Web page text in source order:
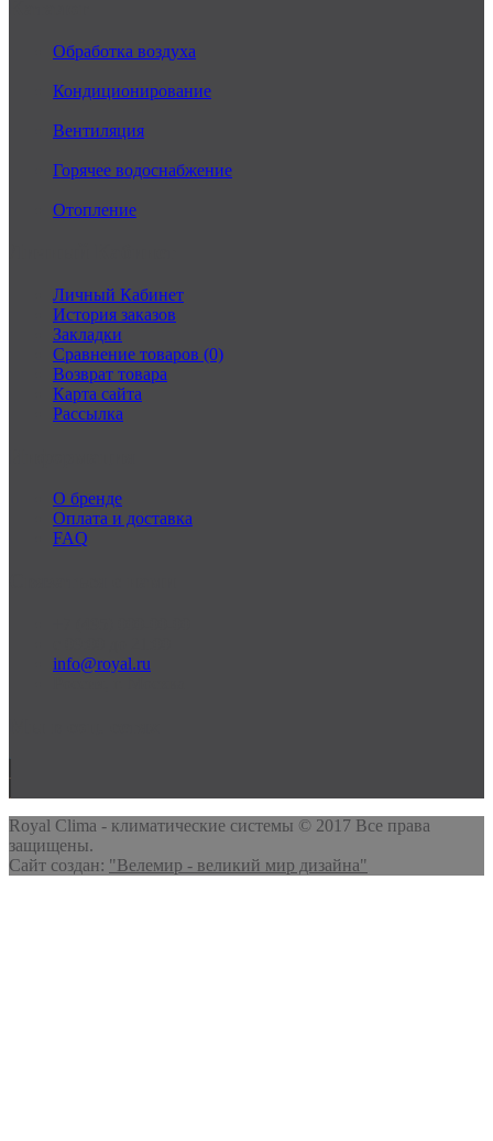
Обработка воздуха
Кондиционирование
Вентиляция
Горячее водоснабжение
Отопление
Личный Кабинет
История заказов
Закладки
Сравнение товаров (0)
Возврат товара
Карта сайта
Рассылка
О бренде
Оплата и доставка
FAQ
info@royal.ru
Royal Clima - климатические системы © 2017 Все права
защищены.
Сайт создан: "Велемир - великий мир дизайна"